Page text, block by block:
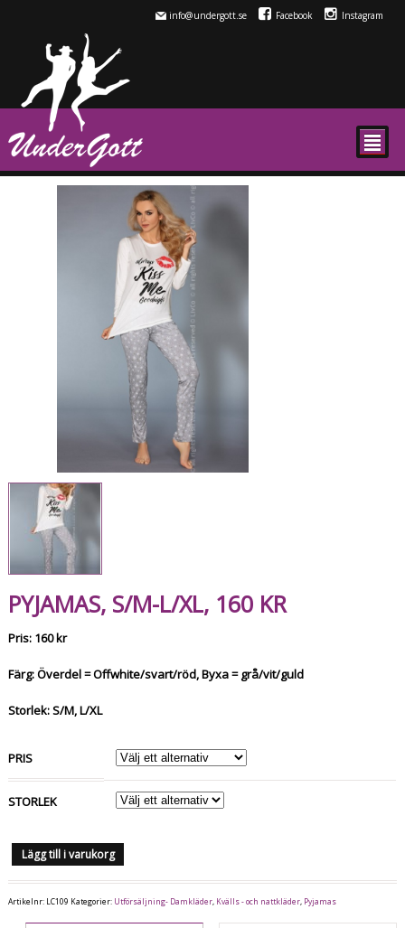
info@undergott.se Facebook Instagram
²
PYJAMAS, S/M-L/XL, 160 KR
Pris: 160 kr
Färg: Överdel = Offwhite/svart/röd, Byxa = grå/vit/guld
Storlek: S/M, L/XL
PRIS
STORLEK
Lägg till i varukorg
Artikelnr: LC109 Kategorier: Utförsäljning- Damkläder, Kvälls - och nattkläder, Pyjamas